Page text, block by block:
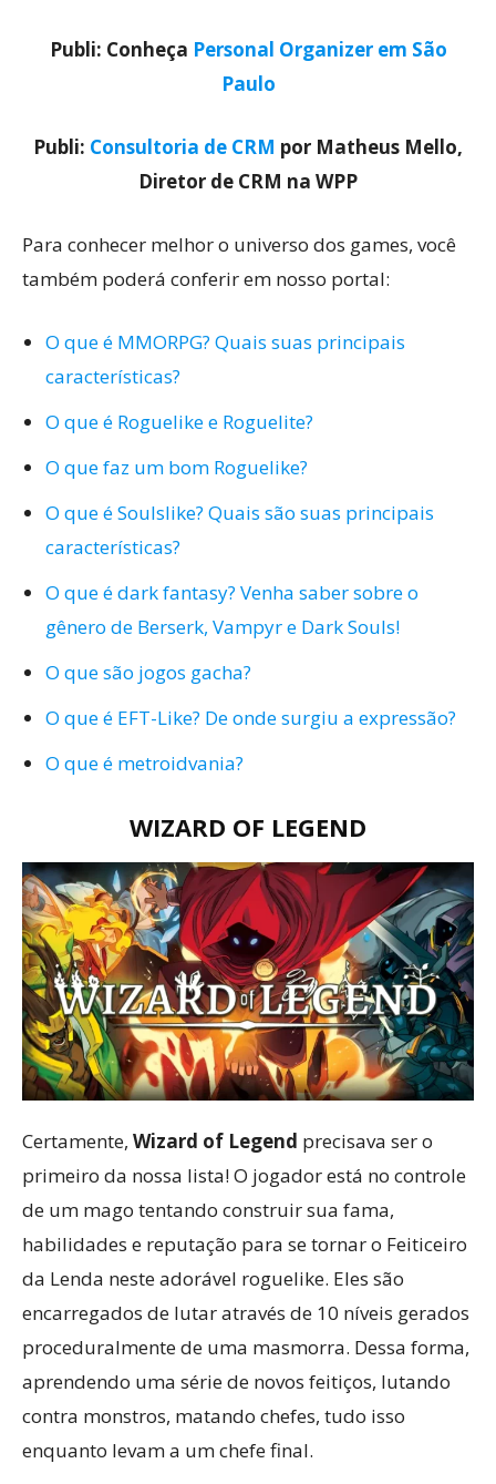
Publi: Conheça Personal Organizer em São
Paulo
Publi: Consultoria de CRM por Matheus Mello,
Diretor de CRM na WPP
Para conhecer melhor o universo dos games, você
também poderá conferir em nosso portal:
O que é MMORPG? Quais suas principais
características?
O que é Roguelike e Roguelite?
O que faz um bom Roguelike?
O que é Soulslike? Quais são suas principais
características?
O que é dark fantasy? Venha saber sobre o
gênero de Berserk, Vampyr e Dark Souls!
O que são jogos gacha?
O que é EFT-Like? De onde surgiu a expressão?
O que é metroidvania?
WIZARD OF LEGEND
Certamente, Wizard of Legend precisava ser o
primeiro da nossa lista! O jogador está no controle
de um mago tentando construir sua fama,
habilidades e reputação para se tornar o Feiticeiro
da Lenda neste adorável roguelike. Eles são
encarregados de lutar através de 10 níveis gerados
proceduralmente de uma masmorra. Dessa forma,
aprendendo uma série de novos feitiços, lutando
contra monstros, matando chefes, tudo isso
enquanto levam a um chefe final.